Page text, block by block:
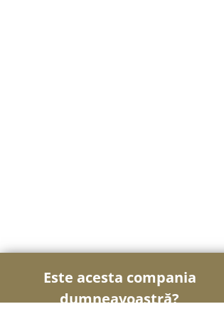
Este acesta compania
dumneavoastră?